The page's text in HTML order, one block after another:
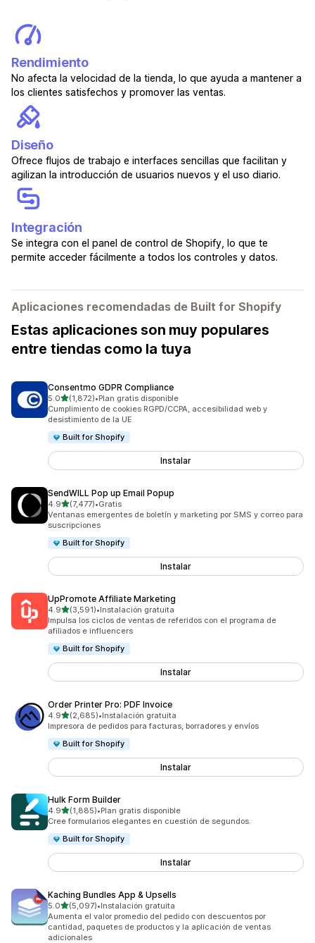
Rendimiento
No afecta la velocidad de la tienda, lo que ayuda a mantener a
los clientes satisfechos y promover las ventas.
Diseño
Ofrece flujos de trabajo e interfaces sencillas que facilitan y
agilizan la introducción de usuarios nuevos y el uso diario.
Integración
Se integra con el panel de control de Shopify, lo que te
permite acceder fácilmente a todos los controles y datos.
Aplicaciones recomendadas de Built for Shopify
Estas aplicaciones son muy populares
entre tiendas como la tuya
Consentmo GDPR Compliance
5.0de 5 estrellas
(1,872)
1872 reseñas en total
•Plan gratis disponible
Cumplimiento de cookies RGPD/CCPA, accesibilidad web y
desistimiento de la UE
Built for Shopify
Instalar
SendWILL Pop up Email Popup
4.9de 5 estrellas
(7,477)
7477 reseñas en total
•Gratis
Ventanas emergentes de boletín y marketing por SMS y correo para
suscripciones
Built for Shopify
Instalar
UpPromote Affiliate Marketing
4.9de 5 estrellas
(3,591)
3591 reseñas en total
•Instalación gratuita
Impulsa los ciclos de ventas de referidos con el programa de
afiliados e influencers
Built for Shopify
Instalar
Order Printer Pro: PDF Invoice
4.9de 5 estrellas
(2,685)
2685 reseñas en total
•Instalación gratuita
Impresora de pedidos para facturas, borradores y envíos
Built for Shopify
Instalar
Hulk Form Builder
4.9de 5 estrellas
(1,885)
1885 reseñas en total
•Plan gratis disponible
Cree formularios elegantes en cuestión de segundos.
Built for Shopify
Instalar
Kaching Bundles App & Upsells
5.0de 5 estrellas
(5,097)
5097 reseñas en total
•Instalación gratuita
Aumenta el valor promedio del pedido con descuentos por
cantidad, paquetes de productos y la aplicación de ventas
adicionales